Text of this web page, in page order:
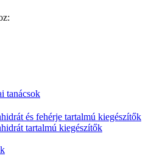
tanácsok
és fehérje tartalmú kiegészítők
tartalmú kiegészítők